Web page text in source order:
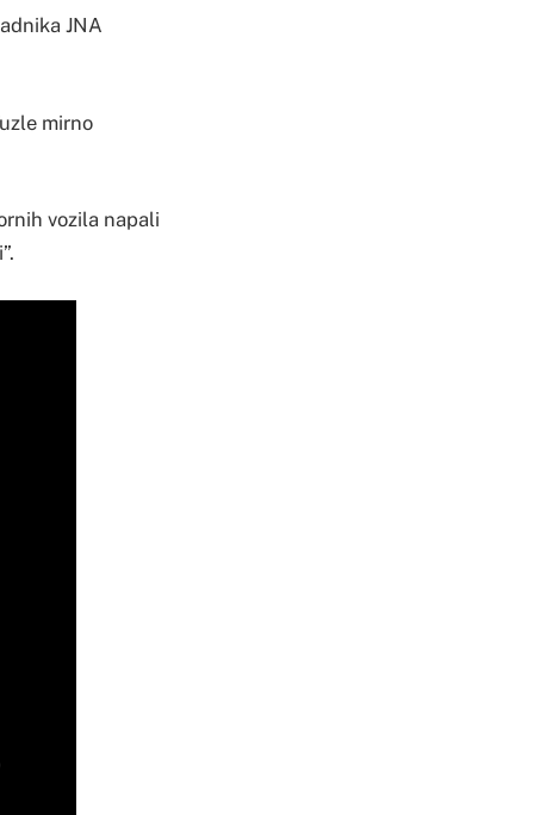
JNA
mirno
vozila napali